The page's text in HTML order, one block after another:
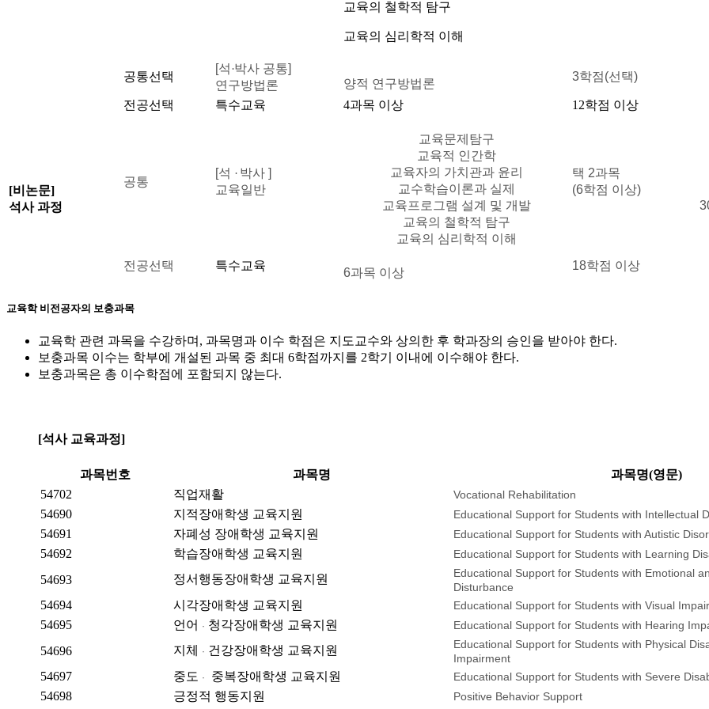
교육의 철학적 탐구
교육의 심리학적 이해
공통선택
[석·박사 공통]
연구방법론
양적 연구방법론
3학점(선택)
전공선택 특수교육 4과목 이상 12학점 이상
[비논문]
석사 과정
공통
[석 · 박사 ]
교육일반
교육문제탐구
교육적 인간학
교육자의 가치관과 윤리
교수학습이론과 실제
교육프로그램 설계 및 개발
교육의 철학적 탐구
교육의 심리학적 이해
택 2과목
(6학점 이상)
전공선택 특수교육
6과목 이상
18학점 이상
교육학 비전공자의 보충과목
교육학 관련 과목을 수강하며, 과목명과 이수 학점은 지도교수와 상의한 후 학과장의 승인을 받아야 한다.
보충과목 이수는 학부에 개설된 과목 중 최대 6학점까지를 2학기 이내에 이수해야 한다.
보충과목은 총 이수학점에 포함되지 않는다.
[석사 교육과정]
과목번호 과목명
과목명(영문)
54702
직업재활 Vocational Rehabilitation
54690 지적장애학생 교육지원 Educational Support for Students with Intellectual
54691 자폐성 장애학생 교육지원 Educational Support for Students with Autistic
54692 학습장애학생 교육지원 Educational Support for Students with Learning
54693 정서행동장애학생 교육지원
Educational Support for Students with Emotional
Disturbance
54694 시각장애학생 교육지원 Educational Support for Students with Visual
54695 언어 · 청각장애학생 교육지원 Educational Support for Students with Hearing
54696 지체 · 건강장애학생 교육지원
Educational Support for Students with Physical
Impairment
54697 중도 · 중복장애학생 교육지원 Educational Support for Students with Severe
54698 긍정적 행동지원 Positive Behavior Support